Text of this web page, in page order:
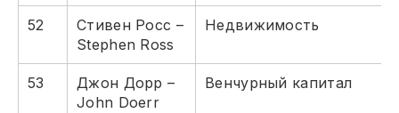
52
Стивен Росс –
Stephen Ross
Недвижимость
53
Джон Дорр –
John Doerr
Венчурный капитал